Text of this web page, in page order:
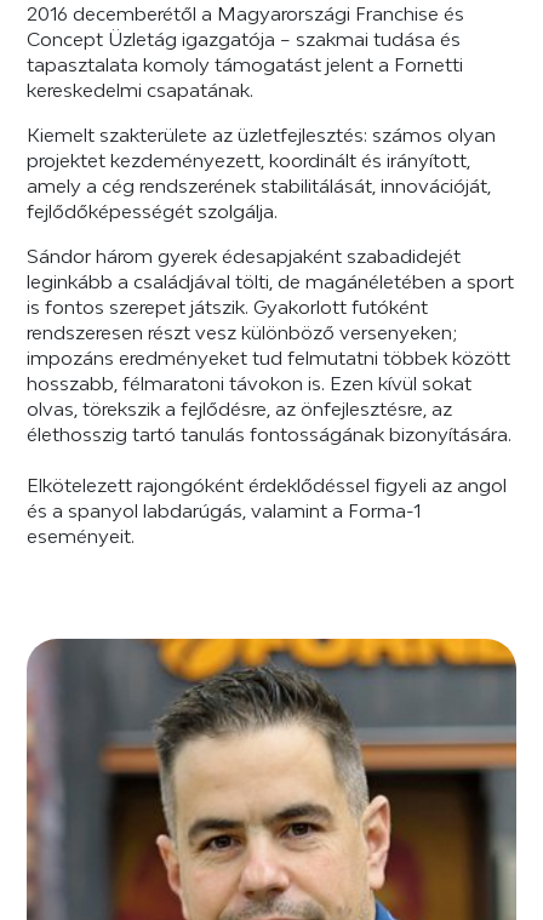
2016 decemberétől a Magyarországi Franchise és
Concept Üzletág igazgatója – szakmai tudása és
tapasztalata komoly támogatást jelent a Fornetti
kereskedelmi csapatának.
Kiemelt szakterülete az üzletfejlesztés: számos olyan
projektet kezdeményezett, koordinált és irányított,
amely a cég rendszerének stabilitálását, innovációját,
fejlődőképességét szolgálja.
Sándor három gyerek édesapjaként szabadidejét
leginkább a családjával tölti, de magánéletében a sport
is fontos szerepet játszik. Gyakorlott futóként
rendszeresen részt vesz különböző versenyeken;
impozáns eredményeket tud felmutatni többek között
hosszabb, félmaratoni távokon is. Ezen kívül sokat
olvas, törekszik a fejlődésre, az önfejlesztésre, az
élethosszig tartó tanulás fontosságának bizonyítására.
Elkötelezett rajongóként érdeklődéssel figyeli az angol
és a spanyol labdarúgás, valamint a Forma-1
eseményeit.